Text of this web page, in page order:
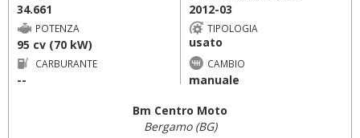
34.661 2012-03
POTENZA
95 cv (70 kW)
TIPOLOGIA
usato
CARBURANTE
--
CAMBIO
manuale
Bm Centro Moto
Bergamo (BG)